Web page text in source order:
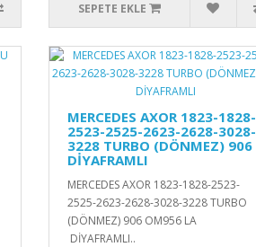
SEPETE EKLE
MERCEDES AXOR 1823-1828-
2523-2525-2623-2628-3028-
3228 TURBO (DÖNMEZ) 906
DİYAFRAMLI
MERCEDES AXOR 1823-1828-2523-
2525-2623-2628-3028-3228 TURBO
(DÖNMEZ) 906 OM956 LA
DİYAFRAMLI..